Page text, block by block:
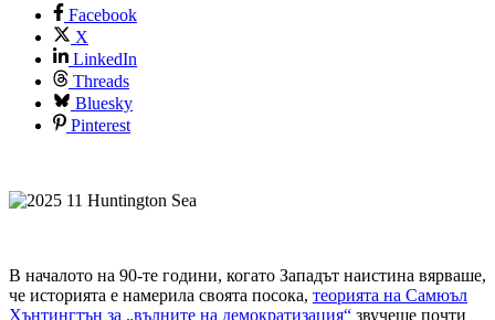
Facebook
X
LinkedIn
Threads
Bluesky
Pinterest
В началото на 90-те години, когато Западът наистина вярваше,
че историята е намерила своята посока, теорията на Самюъл
Хънтингтън за „вълните на демократизация“ звучеше почти